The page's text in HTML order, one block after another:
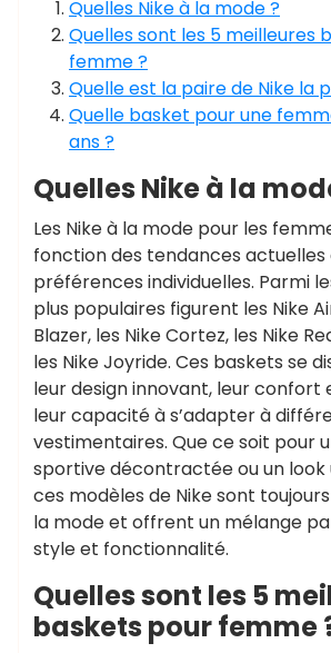
Quelles Nike à la mode ?
Quelles sont les 5 meilleures
femme ?
Quelle est la paire de Nike la
Quelle basket pour une
ans ?
Quelles Nike à la
Les Nike à la mode pour les
fonction des tendances actuelles
préférences individuelles. Parmi
plus populaires figurent les Nike
Blazer, les Nike Cortez, les Nike
les Nike Joyride. Ces baskets se
leur design innovant, leur confort
leur capacité à s’adapter à
vestimentaires. Que ce soit pour
sportive décontractée ou un look
ces modèles de Nike sont
la mode et offrent un mélange
style et fonctionnalité.
Quelles sont les 5
baskets pour femme